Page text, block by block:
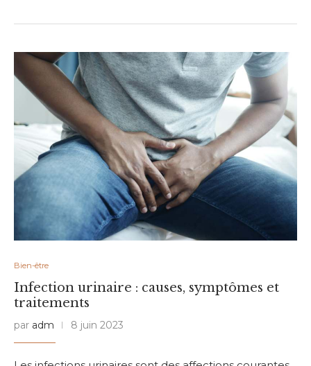
Bien-être
Infection urinaire : causes, symptômes et
traitements
par adm 8 juin 2023